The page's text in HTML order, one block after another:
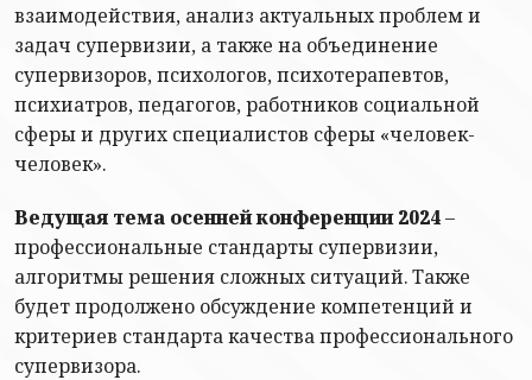
взаимодействия, анализ актуальных проблем и
задач супервизии, а также на объединение
супервизоров, психологов, психотерапевтов,
психиатров, педагогов, работников социальной
сферы и других специалистов сферы «человек-
человек».
Ведущая тема осенней конференции 2024–
профессиональные стандарты супервизии,
алгоритмы решения сложных ситуаций. Также
будет продолжено обсуждение компетенций и
критериев стандарта качества профессионального
супервизора.